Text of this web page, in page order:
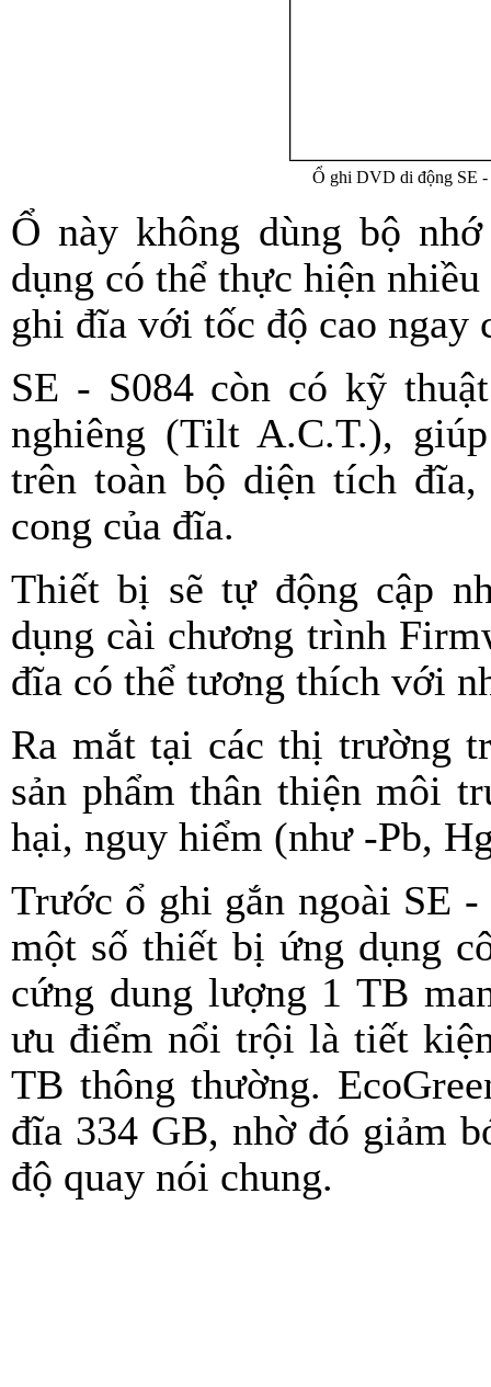
Ổ ghi DVD di động SE
Ổ này không dùng bộ
dụng có thể thực hiện
ghi đĩa với tốc độ cao ngay
SE - S084 còn có kỹ
nghiêng (Tilt A.C.T.),
trên toàn bộ diện tích
cong của đĩa.
Thiết bị sẽ tự động cập
dụng cài chương trình
đĩa có thể tương thích với
Ra mắt tại các thị trường
sản phẩm thân thiện môi
hại, nguy hiểm (như -Pb,
Trước ổ ghi gắn ngoài SE -
một số thiết bị ứng dụng
cứng dung lượng 1 TB
ưu điểm nổi trội là tiết
TB thông thường.
đĩa 334 GB, nhờ đó giảm
độ quay nói chung.